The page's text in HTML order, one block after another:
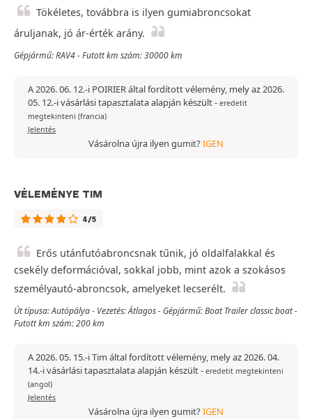
Tökéletes, továbbra is ilyen gumiabroncsokat
áruljanak, jó ár-érték arány.
Gépjármű: RAV4 - Futott km szám: 30000 km
A 2026. 06. 12.-i POIRIER által fordított vélemény, mely az 2026.
05. 12.-i vásárlási tapasztalata alapján készült- eredetit
megtekinteni (francia)
Jelentés
Vásárolna újra ilyen gumit?IGEN
VÉLEMÉNYE TIM
4/5
Erős utánfutóabroncsnak tűnik, jó oldalfalakkal és
csekély deformációval, sokkal jobb, mint azok a szokásos
személyautó-abroncsok, amelyeket lecserélt.
Út típusa: Autópálya - Vezetés: Átlagos - Gépjármű: Boat Trailer classic boat -
Futott km szám: 200 km
A 2026. 05. 15.-i Tim által fordított vélemény, mely az 2026. 04.
14.-i vásárlási tapasztalata alapján készült- eredetit megtekinteni
(angol)
Jelentés
Vásárolna újra ilyen gumit?IGEN